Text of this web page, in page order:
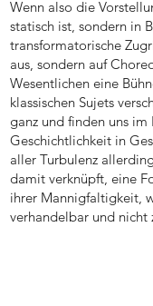
Wenn also die
statisch ist, sondern in
transformatorische
aus, sondern auf
Wesentlichen eine
klassischen Sujets
ganz und finden uns
Geschichtlichkeit in
aller Turbulenz
damit verknüpft, eine
ihrer Mannigfaltigkeit,
verhandelbar und nicht